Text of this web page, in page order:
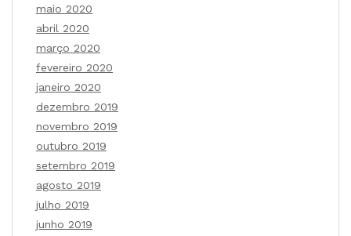
maio 2020
abril 2020
março 2020
fevereiro 2020
janeiro 2020
dezembro 2019
novembro 2019
outubro 2019
setembro 2019
agosto 2019
julho 2019
junho 2019